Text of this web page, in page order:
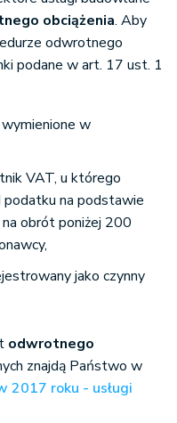
obciążenia. Aby
odwrotnego
podane w art. 17 ust. 1
w
VAT, u którego
na podstawie
obrót poniżej 200
jako czynny
odwrotnego
znajdą Państwo w
2017 roku - usługi